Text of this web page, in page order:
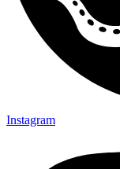
Instagram